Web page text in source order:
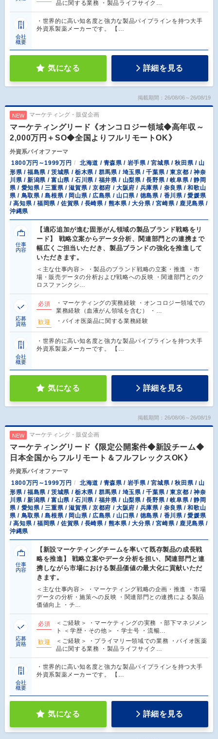
品に関する業務 ・製品ライフサイク…
会社
概要
・世界的に高い知名度と強力な製品パイプラインを持つ大手
外資系製薬メーカーです。 【…
気になる 詳細を見る
掲載期間：26/08/06～26/08/19
NEW マーケティング・販促企画
マーケティングリード《オンコロジー領域◆高年収～
2,000万円＋SO◆全国よりフルリモートOK》
外資系バイオファーマ
1800万円～1999万円
北海道 / 青森県 / 岩手県 / 宮城県 / 秋田県 / 山
形県 / 福島県 / 茨城県 / 栃木県 / 群馬県 / 埼玉県 / 千葉県 / 東京都 / 神奈
川県 / 新潟県 / 富山県 / 石川県 / 福井県 / 山梨県 / 長野県 / 岐阜県 / 静岡
県 / 愛知県 / 三重県 / 滋賀県 / 京都府 / 大阪府 / 兵庫県 / 奈良県 / 和歌山
県 / 鳥取県 / 島根県 / 岡山県 / 広島県 / 山口県 / 徳島県 / 香川県 / 愛媛県
/ 高知県 / 福岡県 / 佐賀県 / 長崎県 / 熊本県 / 大分県 / 宮崎県 / 鹿児島県 /
沖縄県
仕事
内容
【適応追加が進む固形がん領域の製品ブランド戦略をリ
ード】 戦略立案からデータ分析、関連部門との連携まで
幅広くご担当いただき、製品ブランドの強化を推進して
いただきます。
＜主な仕事内容＞ ・製品のブランド戦略の立案・推進 ・市
場・販売データの分析および戦略への反映 ・関連部門とのク
ロスファンクシ…
応募
資格
必須
・マーケティングの実務経験 ・オンコロジー領域での
業務経験（血液がん領域を含む） ・…
歓迎
・バイオ医薬品に関する業務経験
会社
概要
・世界的に高い知名度と強力な製品パイプラインを持つ大手
外資系製薬メーカーです。 【…
気になる 詳細を見る
掲載期間：26/08/06～26/08/19
NEW マーケティング・販促企画
マーケティングリード《限定公開案件◆新設チーム◆
日本全国からフルリモート＆フルフレックスOK》
外資系バイオファーマ
1800万円～1999万円
北海道 / 青森県 / 岩手県 / 宮城県 / 秋田県 / 山
形県 / 福島県 / 茨城県 / 栃木県 / 群馬県 / 埼玉県 / 千葉県 / 東京都 / 神奈
川県 / 新潟県 / 富山県 / 石川県 / 福井県 / 山梨県 / 長野県 / 岐阜県 / 静岡
県 / 愛知県 / 三重県 / 滋賀県 / 京都府 / 大阪府 / 兵庫県 / 奈良県 / 和歌山
県 / 鳥取県 / 島根県 / 岡山県 / 広島県 / 山口県 / 徳島県 / 香川県 / 愛媛県
/ 高知県 / 福岡県 / 佐賀県 / 長崎県 / 熊本県 / 大分県 / 宮崎県 / 鹿児島県 /
沖縄県
仕事
内容
【新設マーケティングチームを率いて既存製品の成長戦
略を推進】 戦略立案やデータ分析を担い、関連部門と連
携しながら市場における製品価値の最大化に貢献いただ
きます。
＜主な仕事内容＞ ・マーケティング戦略の企画・推進 ・市場
データの分析・施策への反映 ・関連部門との連携による製品
価値向上 ・チ…
応募
資格
必須
＜ご経験＞ ・マーケティングの実務 ・部下マネジメン
ト ＜学歴・その他＞ ・学士号 ・流暢…
歓迎
＜ご経験＞ ・プライマリー領域での業務 ・バイオ医薬
品に関する業務 ・製品ライフサイク…
会社
概要
・世界的に高い知名度と強力な製品パイプラインを持つ大手
外資系製薬メーカーです。 【…
気になる 詳細を見る